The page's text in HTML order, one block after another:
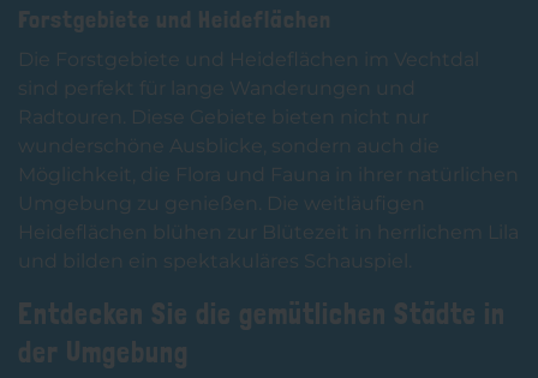
Forstgebiete und Heideflächen
Die Forstgebiete und Heideflächen im Vechtdal
sind perfekt für lange Wanderungen und
Radtouren. Diese Gebiete bieten nicht nur
wunderschöne Ausblicke, sondern auch die
Möglichkeit, die Flora und Fauna in ihrer natürlichen
Umgebung zu genießen. Die weitläufigen
Heideflächen blühen zur Blütezeit in herrlichem Lila
und bilden ein spektakuläres Schauspiel.
Entdecken Sie die gemütlichen Städte in
der Umgebung